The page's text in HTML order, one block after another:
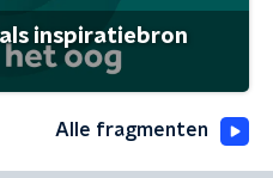
als inspiratiebron
Alle fragmenten